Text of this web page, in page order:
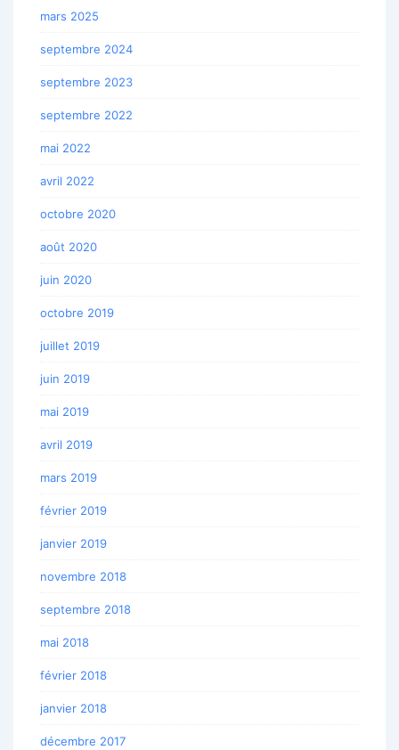
mars 2025
septembre 2024
septembre 2023
septembre 2022
mai 2022
avril 2022
octobre 2020
août 2020
juin 2020
octobre 2019
juillet 2019
juin 2019
mai 2019
avril 2019
mars 2019
février 2019
janvier 2019
novembre 2018
septembre 2018
mai 2018
février 2018
janvier 2018
décembre 2017